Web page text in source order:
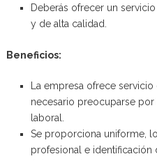
Deberás ofrecer un
y de alta calidad.
Beneficios:
La empresa ofrece
necesario preocuparse
laboral.
Se proporciona uniforme,
profesional e identificación